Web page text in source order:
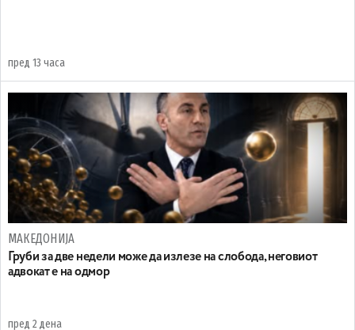
пред 13 часа
МАКЕДОНИЈА
Груби за две недели може да излезе на слобода, неговиот
адвокат е на одмор
пред 2 дена